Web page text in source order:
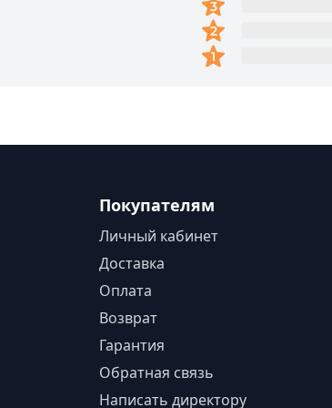
Покупателям
Личный кабинет
Доставка
Оплата
Возврат
Гарантия
Обратная связь
Написать директору